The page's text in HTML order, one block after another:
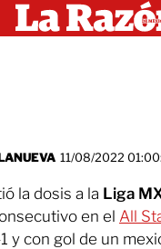
11/08/2022
la dosis a la Liga
en el All
y con gol de un